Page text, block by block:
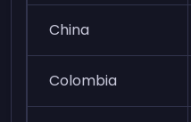
China
Colombia